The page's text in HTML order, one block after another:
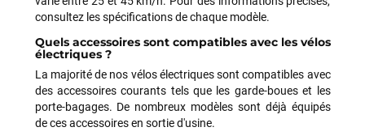
consultez les spécifications de chaque modèle.
Quels accessoires sont compatibles avec les vélos
électriques ?
La majorité de nos vélos électriques sont compatibles avec
des accessoires courants tels que les garde-boues et les
porte-bagages. De nombreux modèles sont déjà équipés
de ces accessoires en sortie d'usine.